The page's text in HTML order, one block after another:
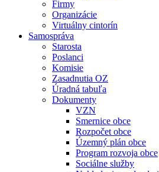
Firmy
Organizácie
Virtuálny cintorín
Samospráva
Starosta
Poslanci
Komisie
Zasadnutia OZ
Úradná tabuľa
Dokumenty
VZN
Smernice obce
Rozpočet obce
Územný plán obce
Program rozvoja obce
Sociálne služby